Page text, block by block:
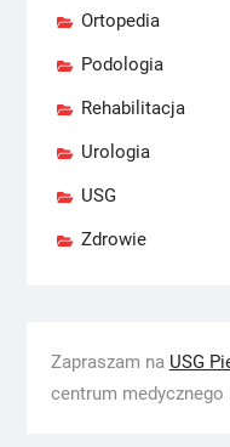
Ortopedia
Podologia
Rehabilitacja
Urologia
USG
Zdrowie
Zapraszam na USG
centrum medycznego